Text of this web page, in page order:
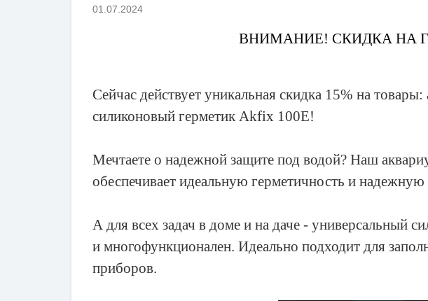
01.07.2024
ВНИМАНИЕ! СКИДКА НА
Сейчас действует уникальная скидка 15% на
силиконовый герметик Akfix 100Е!
Мечтаете о надежной защите под водой? Наш
обеспечивает идеальную герметичность и
А для всех задач в доме и на даче - универсальный
и многофункционален. Идеально подходит для
приборов.